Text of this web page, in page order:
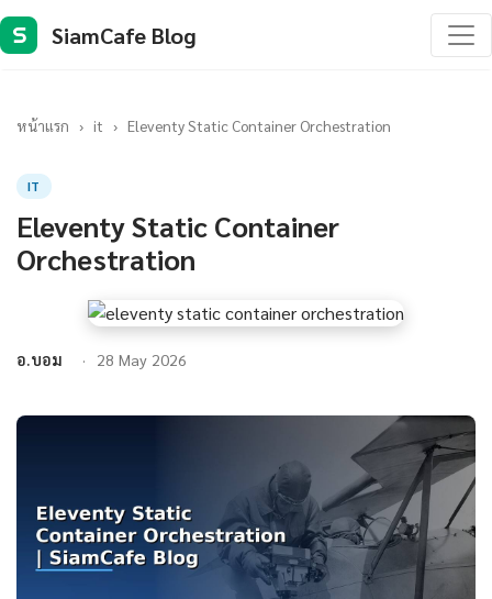
S SiamCafe Blog
หน้าแรก › it › Eleventy Static Container Orchestration
IT
Eleventy Static Container
Orchestration
อ.บอม 28 May 2026